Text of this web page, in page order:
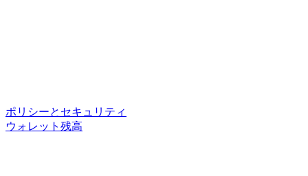
ポリシーとセキュリティ
ウォレット残高